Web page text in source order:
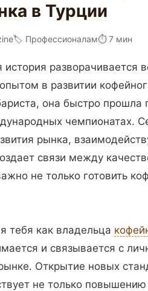
в Турции
🏷️ Профессионалам⏱ 7 мин
история разворачивается
в развитии
она быстро прошла
чемпионатах.
рынка,
связи между
не только готовить
тебя как владельца
и связывается с
Открытие новых
не только